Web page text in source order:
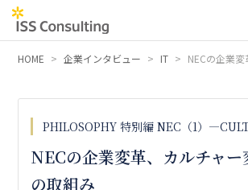
HOME 企業インタビュー IT NECの企業
PHILOSOPHY 特別編 NEC（1）
NECの企業変革、カルチャ
の取組み